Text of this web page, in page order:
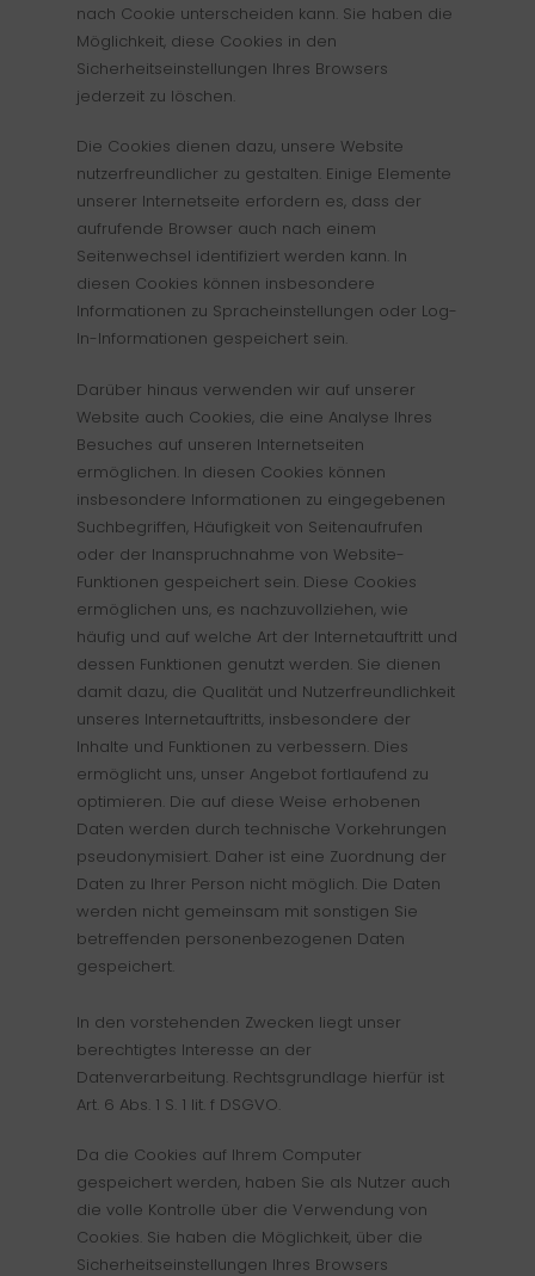
nach Cookie unterscheiden kann. Sie haben die
Möglichkeit, diese Cookies in den
Sicherheitseinstellungen Ihres Browsers
jederzeit zu löschen.
Die Cookies dienen dazu, unsere Website
nutzerfreundlicher zu gestalten. Einige Elemente
unserer Internetseite erfordern es, dass der
aufrufende Browser auch nach einem
Seitenwechsel identifiziert werden kann. In
diesen Cookies können insbesondere
Informationen zu Spracheinstellungen oder Log-
In-Informationen gespeichert sein.
Darüber hinaus verwenden wir auf unserer
Website auch Cookies, die eine Analyse Ihres
Besuches auf unseren Internetseiten
ermöglichen. In diesen Cookies können
insbesondere Informationen zu eingegebenen
Suchbegriffen, Häufigkeit von Seitenaufrufen
oder der Inanspruchnahme von Website-
Funktionen gespeichert sein. Diese Cookies
ermöglichen uns, es nachzuvollziehen, wie
häufig und auf welche Art der Internetauftritt und
dessen Funktionen genutzt werden. Sie dienen
damit dazu, die Qualität und Nutzerfreundlichkeit
unseres Internetauftritts, insbesondere der
Inhalte und Funktionen zu verbessern. Dies
ermöglicht uns, unser Angebot fortlaufend zu
optimieren. Die auf diese Weise erhobenen
Daten werden durch technische Vorkehrungen
pseudonymisiert. Daher ist eine Zuordnung der
Daten zu Ihrer Person nicht möglich. Die Daten
werden nicht gemeinsam mit sonstigen Sie
betreffenden personenbezogenen Daten
gespeichert.
In den vorstehenden Zwecken liegt unser
berechtigtes Interesse an der
Datenverarbeitung. Rechtsgrundlage hierfür ist
Art. 6 Abs. 1 S. 1 lit. f DSGVO.
Da die Cookies auf Ihrem Computer
gespeichert werden, haben Sie als Nutzer auch
die volle Kontrolle über die Verwendung von
Cookies. Sie haben die Möglichkeit, über die
Sicherheitseinstellungen Ihres Browsers
Start
Presse
Ausbildung